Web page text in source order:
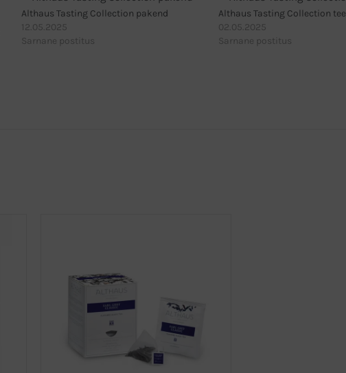
Althaus Tasting Collection pakend
12.05.2025
Sarnane postitus
Althaus Tasting Collection tee
02.05.2025
Sarnane postitus